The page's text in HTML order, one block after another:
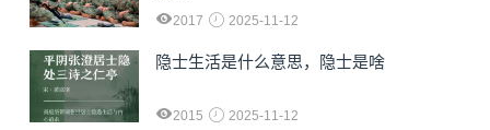
2017 2025-11-12
隐士生活是什么意思，隐士是啥
2015 2025-11-12